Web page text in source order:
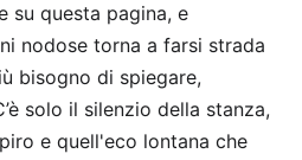
su questa pagina, e
nodose torna a farsi strada
bisogno di spiegare,
solo il silenzio della stanza,
e quell'eco lontana che